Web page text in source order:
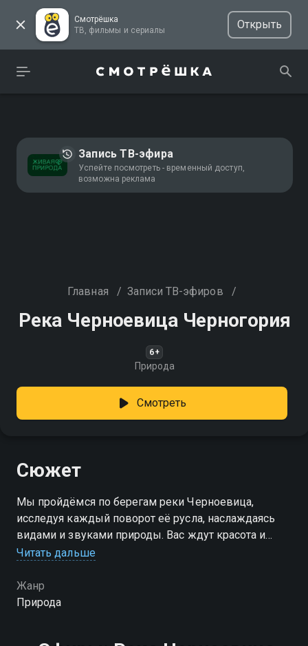
Смотрёшка
ТВ, фильмы и сериалы
Открыть
Запись ТВ-эфира
Успейте посмотреть - временный доступ,
возможна реклама
Главная / Записи ТВ-эфиров /
Река Черноевица Черногория
6+
Природа
Смотреть
Сюжет
Мы пройдёмся по берегам реки Черноевица,
исследуя каждый поворот её русла, наслаждаясь
видами и звуками природы. Вас ждут красота и
спокойствие!
Читать дальше
Жанр
Природа